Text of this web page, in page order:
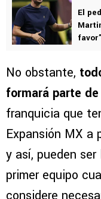
mantendrán en
El
favor”
No obstante,
formará parte
franquicia que
Expansión MX a